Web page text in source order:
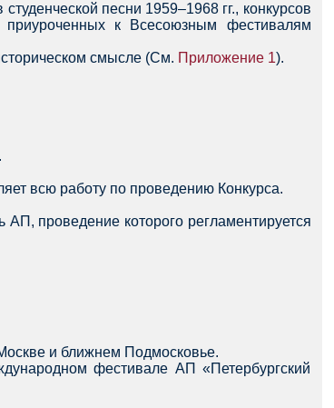
студенческой песни 1959–1968 гг., конкурсов
приуроченных к Всесоюзным фестивалям
смысле (См. Приложение 1).
всю работу по проведению Конкурса.
АП, проведение которого регламентируется
и ближнем Подмосковье.
фестивале АП «Петербургский